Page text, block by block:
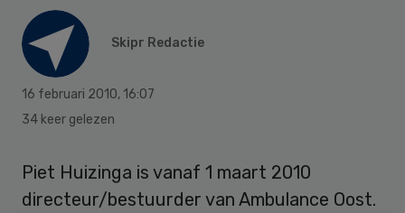
Skipr Redactie
16 februari 2010, 16:07
34 keer gelezen
Piet Huizinga is vanaf 1 maart 2010
directeur/bestuurder van Ambulance Oost.